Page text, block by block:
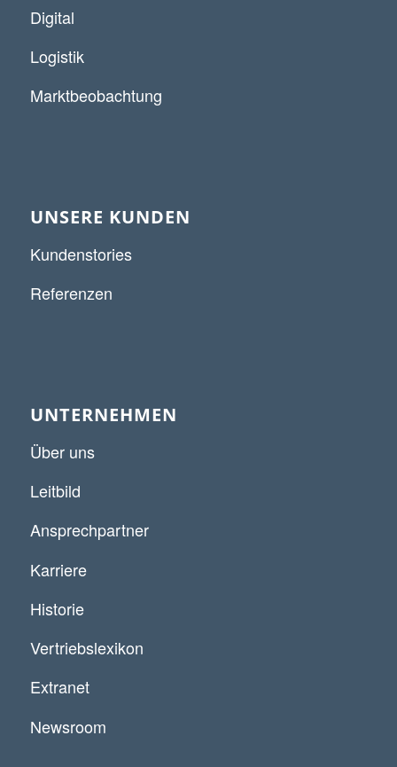
Digital
Logistik
Marktbeobachtung
UNSERE KUNDEN
Kundenstories
Referenzen
UNTERNEHMEN
Über uns
Leitbild
Ansprechpartner
Karriere
Historie
Vertriebslexikon
Extranet
Newsroom